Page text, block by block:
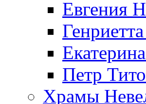
Евгения
Петр
Храмы